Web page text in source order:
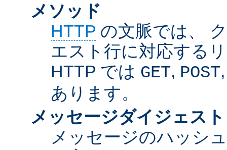
メソッド
HTTP の文脈では、
エスト行に対応する
HTTP では GET, POST
あります。
メッセージダイジェスト
メッセージのハッシ